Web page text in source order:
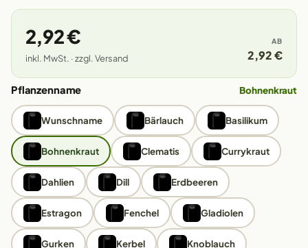
2,92 €
inkl. MwSt. · zzgl. Versand
AB
2,92 €
Pflanzenname Bohnenkraut
Wunschname Bärlauch Basilikum
Bohnenkraut Clematis Currykraut
Dahlien Dill Erdbeeren
Estragon Fenchel Gladiolen
Gurken Kerbel Knoblauch